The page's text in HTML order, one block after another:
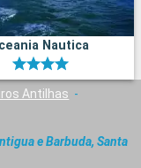
Nautica
Antilhas
e Barbuda, Santa